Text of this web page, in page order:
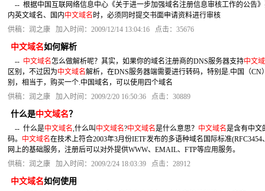
-- 根据中国互联网络信息中心《关于进一步加强域名注册信息审核工作的公告
内英文域名、国内中文域名时，必须同时提交书面申请资料进行审核
供稿：润之康 加入时间：2009/12/14 13:04:16 点击：35676
中文域名如何解析
-- 中文域名怎么做解析呢？其实，如果你的域名注册商的DNS服务器支持中文
区别，不过因为中文域名解析，在DNS服务器端需要进行转码，特别是.中国（CN
别，相当于，购买一个.中国域名，可以使用四个域名
供稿：润之康 加入时间：2009/2/20 16:50:36 点击：30889
什么是中文域名？
-- 什么是中文域名,什么叫 中文域名?中文域名是什么意思？ 中文域名是含有中文
码。 中文域名在技术上符合2003年3月份IETF发布的多语种域名国际标准(RFC3454
网上的基础服务，注册后可以对外提供WWW、EMAIL、FTP等应用服务。
供稿：润之康 加入时间：2009/2/24 18:03:39 点击：28912
中文域名如何使用